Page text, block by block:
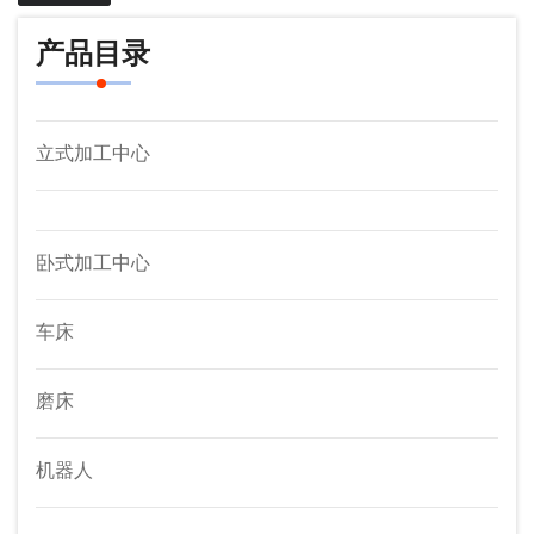
产品目录
立式加工中心
卧式加工中心
车床
磨床
机器人